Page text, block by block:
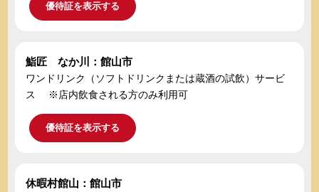
優待証を表示する
鮨匠 なか川：館山市
ワンドリンク（ソフトドリンクまたは蔵酒の試飲）サービ
ス ※店内飲食される方のみ利用可
優待証を表示する
休暇村館山：館山市